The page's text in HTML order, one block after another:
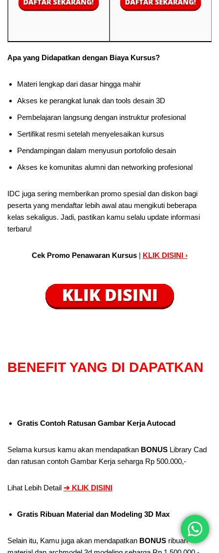
Apa yang Didapatkan dengan Biaya Kursus?
Materi lengkap dari dasar hingga mahir
Akses ke perangkat lunak dan tools desain 3D
Pembelajaran langsung dengan instruktur profesional
Sertifikat resmi setelah menyelesaikan kursus
Pendampingan dalam menyusun portofolio desain
Akses ke komunitas alumni dan networking profesional
IDC juga sering memberikan promo spesial dan diskon bagi
peserta yang mendaftar lebih awal atau mengikuti beberapa
kelas sekaligus. Jadi, pastikan kamu selalu update informasi
terbaru!
Cek Promo Penawaran Kursus | KLIK DISINI ›
BENEFIT YANG DI DAPATKAN
Gratis Contoh Ratusan Gambar Kerja Autocad
Selama kursus kamu akan mendapatkan BONUS Library Cad
dan ratusan contoh Gambar Kerja seharga Rp 500.000,-
Lihat Lebih Detail ➔ KLIK DISINI
Gratis Ribuan Material dan Modeling 3D Max
Selain itu, Kamu juga akan mendapatkan BONUS ribuan